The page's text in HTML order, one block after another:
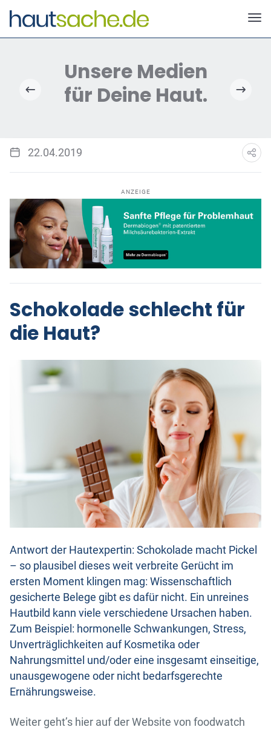
22.04.2019
ANZEIGE
Schokolade schlecht für
die Haut?
Antwort der Hautexpertin: Schokolade macht Pickel
– so plausibel dieses weit verbreite Gerücht im
ersten Moment klingen mag: Wissenschaftlich
gesicherte Belege gibt es dafür nicht. Ein unreines
Hautbild kann viele verschiedene Ursachen haben.
Zum Beispiel: hormonelle Schwankungen, Stress,
Unverträglichkeiten auf Kosmetika oder
Nahrungsmittel und/oder eine insgesamt einseitige,
unausgewogene oder nicht bedarfsgerechte
Ernährungsweise.
Weiter geht’s hier auf der Website von foodwatch